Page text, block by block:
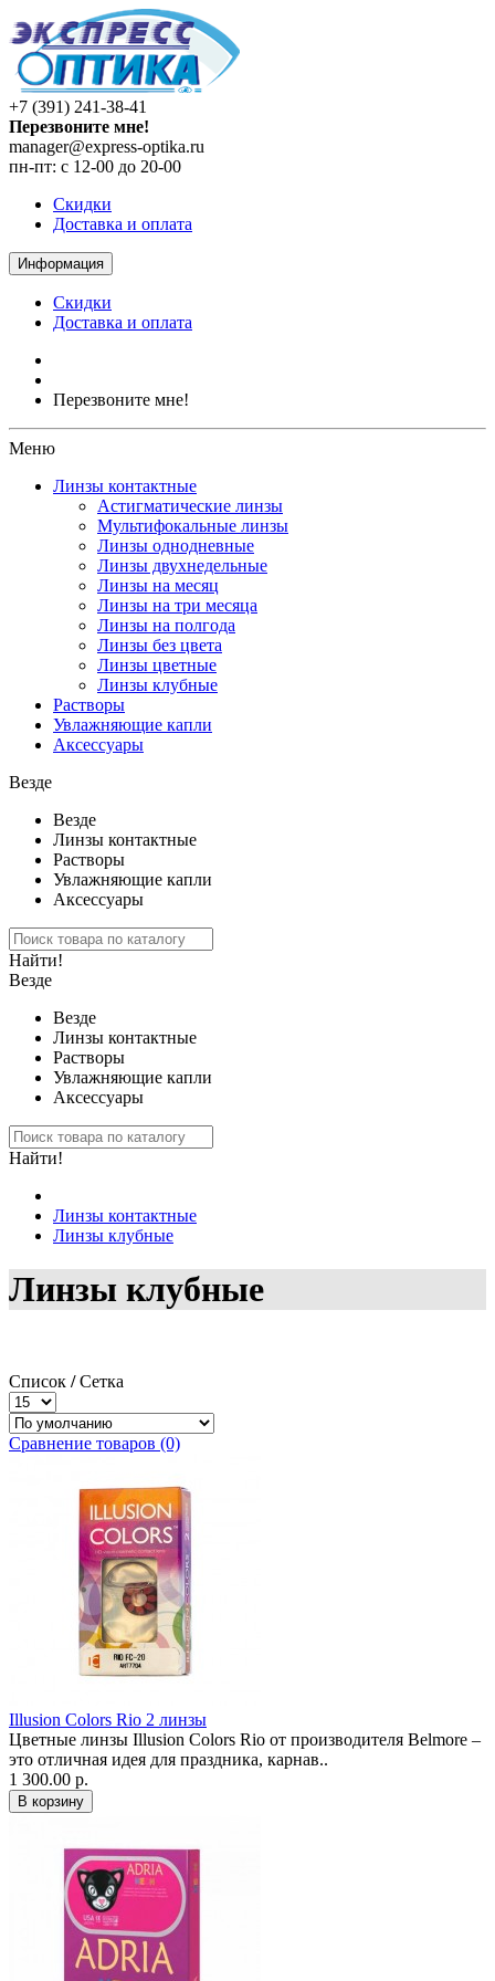
+7 (391) 241-38-41
Перезвоните мне!
manager@express-optika.ru
пн-пт: с 12-00 до 20-00
Скидки
Доставка и оплата
Информация
Скидки
Доставка и оплата
Перезвоните мне!
Меню
Линзы контактные
Астигматические линзы
Мультифокальные линзы
Линзы однодневные
Линзы двухнедельные
Линзы на месяц
Линзы на три месяца
Линзы на полгода
Линзы без цвета
Линзы цветные
Линзы клубные
Растворы
Увлажняющие капли
Аксессуары
Везде
Везде
Линзы контактные
Растворы
Увлажняющие капли
Аксессуары
Найти!
Везде
Везде
Линзы контактные
Растворы
Увлажняющие капли
Аксессуары
Найти!
Линзы контактные
Линзы клубные
Линзы клубные
Список / Сетка
Сравнение товаров (0)
Illusion Colors Rio 2 линзы
Цветные линзы Illusion Colors Rio от производителя Belmore –
это отличная идея для праздника, карнав..
1 300.00 р.